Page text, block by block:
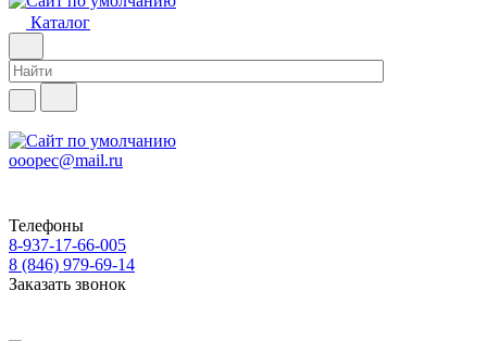
Каталог
ooopec@mail.ru
Телефоны
8-937-17-66-005
8 (846) 979-69-14
Заказать звонок